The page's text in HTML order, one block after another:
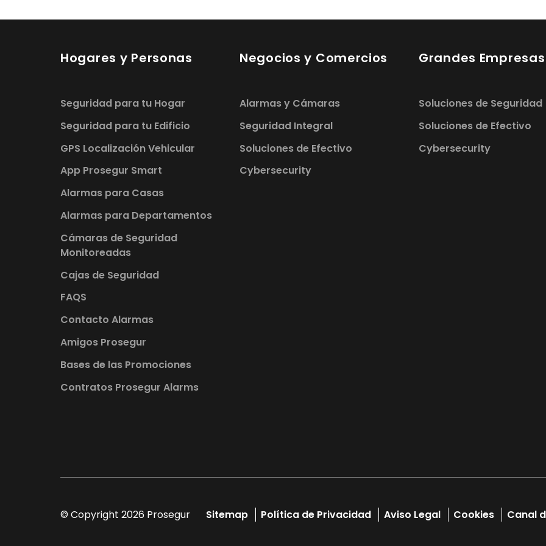
Hogares y Personas
Seguridad para tu Hogar
Seguridad para tu Edificio
GPS Localización Vehicular
App Prosegur Smart
Alarmas para Casas
Alarmas para Departamentos
Cámaras de Seguridad
Monitoreadas
Cajas de Seguridad
FAQS
Contacto Alarmas
Amigos Prosegur
Bases de las Promociones
Contratos Prosegur Alarms
Negocios y Comercios
Alarmas y Cámaras
Seguridad Integral
Soluciones de Efectivo
Cybersecurity
Grandes Empresas
Soluciones de Seguridad
Soluciones de Efectivo
Cybersecurity
© Copyright 2026 Prosegur Sitemap Política de Privacidad Aviso Legal Cookies Canal